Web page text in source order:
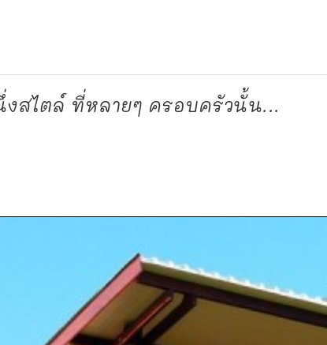
สไตล์ ที่หลายๆ ครอบครัวนั้น...